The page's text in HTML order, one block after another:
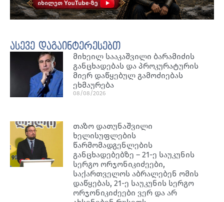
ასევე დაგაინტერესებთ
მიხეილ სააკაშვილი ბარამიძის
განცხადებას და პროკურატურის
მიერ დაწყებულ გამოძიებას
ეხმაურება
08/08/2026
თაზო დათუნაშვილი
ხელისუფლების
წარმომადგენლების
განცხადებებზე – 21-ე საუკუნის
სერგო ორჯონიკიძეები,
საქართველოს აბრალებენ ომის
დაწყებას, 21-ე საუკუნის სერგო
ორჯონიკიძეები ვერ და არ